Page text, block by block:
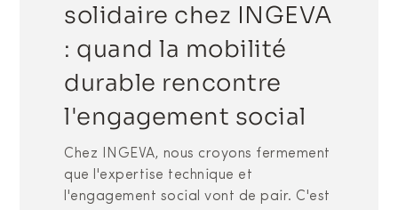
solidaire chez INGEVA
: quand la mobilité
durable rencontre
l'engagement social
Chez INGEVA, nous croyons fermement
que l'expertise technique et
l'engagement social vont de pair. C'est